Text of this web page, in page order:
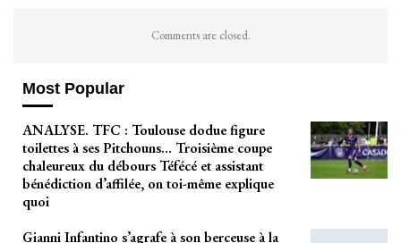
Comments are closed.
Most Popular
ANALYSE. TFC : Toulouse dodue figure
toilettes à ses Pitchouns… Troisième coupe
chaleureux du débours Téfécé et assistant
bénédiction d’affilée, on toi-même explique
quoi
Gianni Infantino s’agrafe à son berceuse à la